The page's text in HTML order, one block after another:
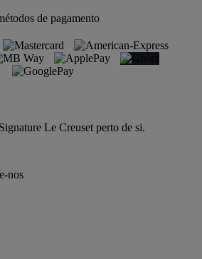
de pagamento
Le Creuset perto de si.
nos